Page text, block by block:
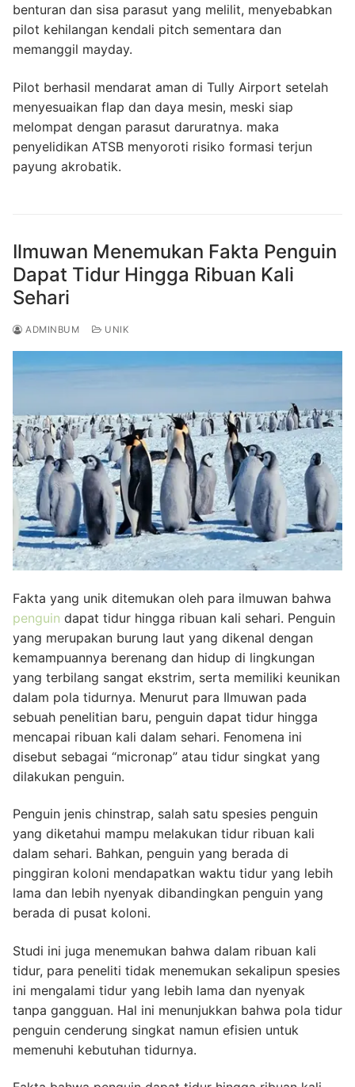
benturan dan sisa parasut yang melilit, menyebabkan
pilot kehilangan kendali pitch sementara dan
memanggil mayday.
Pilot berhasil mendarat aman di Tully Airport setelah
menyesuaikan flap dan daya mesin, meski siap
melompat dengan parasut daruratnya. maka
penyelidikan ATSB menyoroti risiko formasi terjun
payung akrobatik.
Ilmuwan Menemukan Fakta Penguin
Dapat Tidur Hingga Ribuan Kali
Sehari
ADMINBUM UNIK
Fakta yang unik ditemukan oleh para ilmuwan bahwa
penguin dapat tidur hingga ribuan kali sehari. Penguin
yang merupakan burung laut yang dikenal dengan
kemampuannya berenang dan hidup di lingkungan
yang terbilang sangat ekstrim, serta memiliki keunikan
dalam pola tidurnya. Menurut para Ilmuwan pada
sebuah penelitian baru, penguin dapat tidur hingga
mencapai ribuan kali dalam sehari. Fenomena ini
disebut sebagai “micronap” atau tidur singkat yang
dilakukan penguin.
Penguin jenis chinstrap, salah satu spesies penguin
yang diketahui mampu melakukan tidur ribuan kali
dalam sehari. Bahkan, penguin yang berada di
pinggiran koloni mendapatkan waktu tidur yang lebih
lama dan lebih nyenyak dibandingkan penguin yang
berada di pusat koloni.
Studi ini juga menemukan bahwa dalam ribuan kali
tidur, para peneliti tidak menemukan sekalipun spesies
ini mengalami tidur yang lebih lama dan nyenyak
tanpa gangguan. Hal ini menunjukkan bahwa pola tidur
penguin cenderung singkat namun efisien untuk
memenuhi kebutuhan tidurnya.